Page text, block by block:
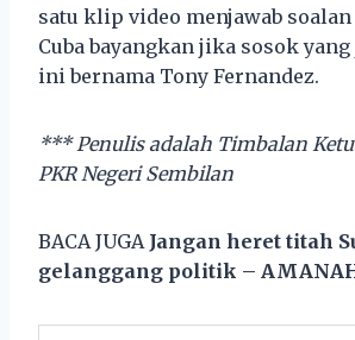
satu klip video menjawab
Cuba bayangkan jika sosok
ini bernama Tony Fernandez.
*** Penulis adalah Timbalan
PKR Negeri Sembilan
BACA JUGA Jangan heret titah
gelanggang politik –